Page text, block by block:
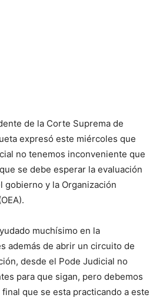
de la Corte Suprema de
expresó este miércoles que
no tenemos inconveniente que
se debe esperar la evaluación
gobierno y la Organización
muchísimo en la
además de abrir un circuito de
desde el Pode Judicial no
para que sigan, pero debemos
que se esta practicando a este